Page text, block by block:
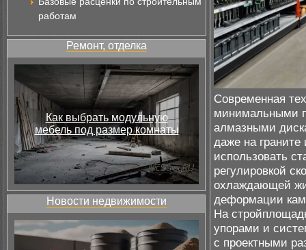
работам
Ремонт, отделка
Как выбрать модульную
мебель под размер комнаты
Новости недвижимости
Современная
минимальными
алмазными
даже на
использовать
регулировкой
охлаждающей
деформации
На
упорами и
с проектными